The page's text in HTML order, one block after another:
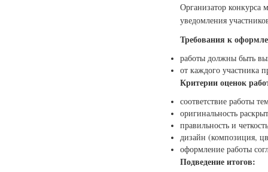
Организатор конкурса
уведомления
Требования к
работы должны быть
от каждого участника
Критерии оценок
соответствие работы
оригинальность
правильность и
дизайн (композиция,
оформление работы
Подведение итогов: